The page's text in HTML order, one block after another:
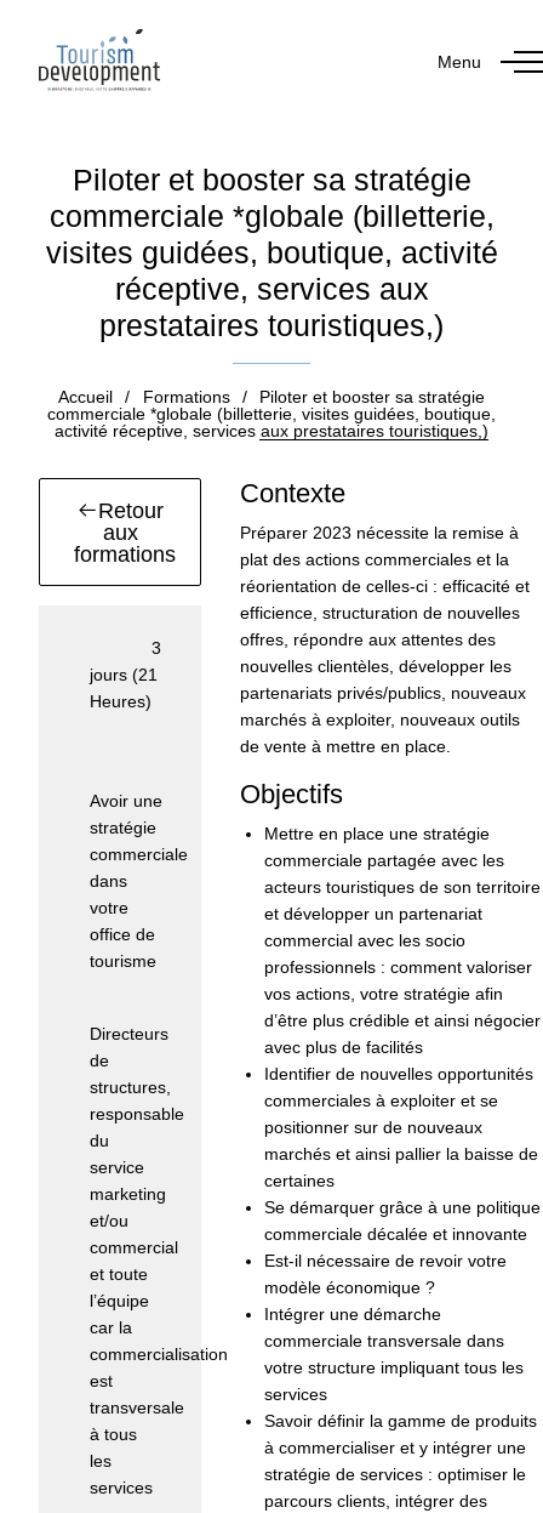
Menu
Piloter et booster sa stratégie
commerciale *globale (billetterie,
visites guidées, boutique, activité
réceptive, services aux
prestataires touristiques,)
Accueil / Formations /
Piloter et booster sa stratégie
commerciale *globale (billetterie, visites guidées, boutique,
activité réceptive, services aux prestataires touristiques,)
Retour
aux
formations
3
jours (21
Heures)
Avoir une
stratégie
commerciale
dans
votre
office de
tourisme
Directeurs
de
structures,
responsable
du
service
marketing
et/ou
commercial
et toute
l’équipe
car la
commercialisation
est
transversale
à tous
les
services
Contexte
Préparer 2023 nécessite la remise à
plat des actions commerciales et la
réorientation de celles-ci : efficacité et
efficience, structuration de nouvelles
offres, répondre aux attentes des
nouvelles clientèles, développer les
partenariats privés/publics, nouveaux
marchés à exploiter, nouveaux outils
de vente à mettre en place.
Objectifs
Mettre en place une stratégie
commerciale partagée avec les
acteurs touristiques de son territoire
et développer un partenariat
commercial avec les socio
professionnels : comment valoriser
vos actions, votre stratégie afin
d’être plus crédible et ainsi négocier
avec plus de facilités
Identifier de nouvelles opportunités
commerciales à exploiter et se
positionner sur de nouveaux
marchés et ainsi pallier la baisse de
certaines
Se démarquer grâce à une politique
commerciale décalée et innovante
Est-il nécessaire de revoir votre
modèle économique ?
Intégrer une démarche
commerciale transversale dans
votre structure impliquant tous les
services
Savoir définir la gamme de produits
à commercialiser et y intégrer une
stratégie de services : optimiser le
parcours clients, intégrer des